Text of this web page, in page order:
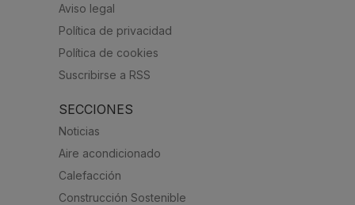
Aviso legal
Política de privacidad
Política de cookies
Suscribirse a RSS
SECCIONES
Noticias
Aire acondicionado
Calefacción
Construcción Sostenible